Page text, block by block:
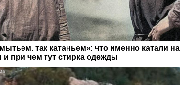
так катаньем»: что именно катали на
и при чем тут стирка одежды